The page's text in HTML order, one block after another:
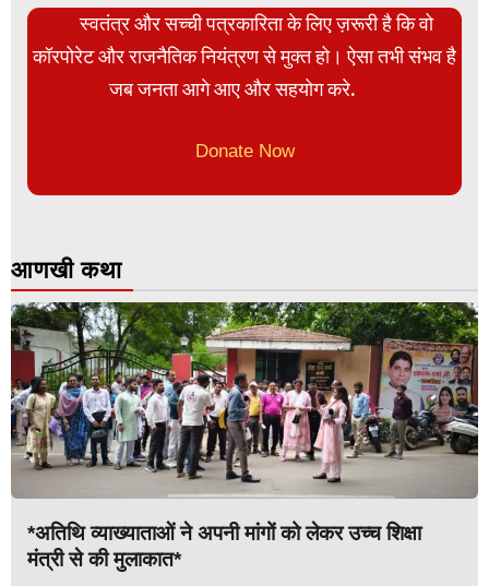
स्वतंत्र और सच्ची पत्रकारिता के लिए ज़रूरी है कि वो
कॉरपोरेट और राजनैतिक नियंत्रण से मुक्त हो। ऐसा तभी संभव है
जब जनता आगे आए और सहयोग करे.
Donate Now
आणखी कथा
*अतिथि व्याख्याताओं ने अपनी मांगों को लेकर उच्च शिक्षा
मंत्री से की मुलाकात*